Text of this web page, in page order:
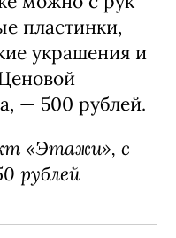
пластинки,
украшения и
— 500 рублей.
«Этажи», с
рублей